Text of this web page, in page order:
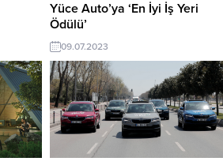
Yüce Auto’ya ‘En İyi İş Yeri
Ödülü’
09.07.2023